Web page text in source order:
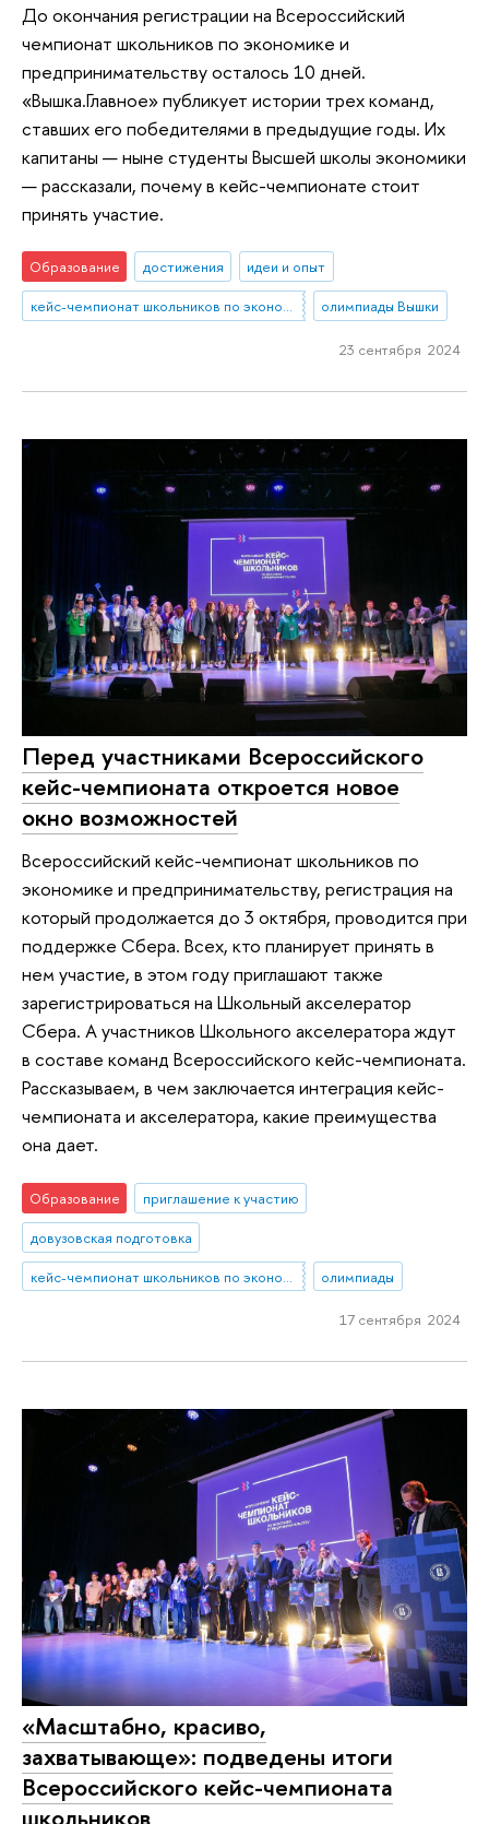
До окончания регистрации на Всероссийский
чемпионат школьников по экономике и
предпринимательству осталось 10 дней.
«Вышка.Главное» публикует истории трех команд,
ставших его победителями в предыдущие годы. Их
капитаны — ныне студенты Высшей школы экономики
— рассказали, почему в кейс-чемпионате стоит
принять участие.
Образование достижения
идеи и опыт
кейс-чемпионат школьников по экономике и предпринимательству
олимпиады Вышки
23 сентября 2024
Перед участниками Всероссийского
кейс-чемпионата откроется новое
окно возможностей
Всероссийский кейс-чемпионат школьников по
экономике и предпринимательству, регистрация на
который продолжается до 3 октября, проводится при
поддержке Сбера. Всех, кто планирует принять в
нем участие, в этом году приглашают также
зарегистрироваться на Школьный акселератор
Сбера. А участников Школьного акселератора ждут
в составе команд Всероссийского кейс-чемпионата.
Рассказываем, в чем заключается интеграция кейс-
чемпионата и акселератора, какие преимущества
она дает.
Образование
приглашение к участию
довузовская подготовка
олимпиады
17 сентября 2024
«Масштабно, красиво,
захватывающе»: подведены итоги
Всероссийского кейс-чемпионата